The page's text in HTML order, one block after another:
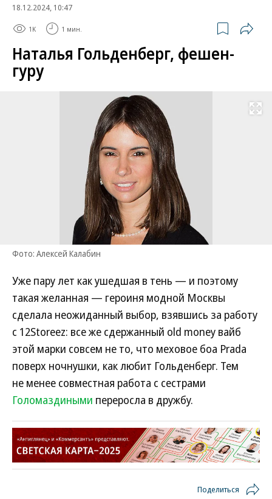
18.12.2024, 10:47
1K 1 мин.
Наталья Гольденберг, фешен-
гуру
Развернуть
Фото: Алексей Калабин
Уже пару лет как ушедшая в тень — и поэтому
такая желанная — героиня модной Москвы
сделала неожиданный выбор, взявшись за работу
с 12Storeez: все же сдержанный old money вайб
этой марки совсем не то, что меховое боа Prada
поверх ночнушки, как любит Гольденберг. Тем
не менее совместная работа с сестрами
Голомаздиными переросла в дружбу.
Поделиться